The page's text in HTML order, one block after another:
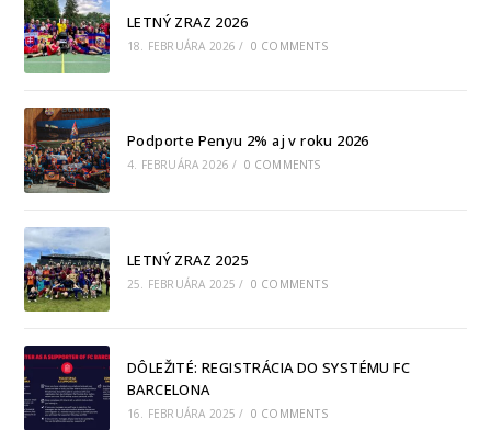
LETNÝ ZRAZ 2026
18. FEBRUÁRA 2026 / 0 COMMENTS
Podporte Penyu 2% aj v roku 2026
4. FEBRUÁRA 2026 / 0 COMMENTS
LETNÝ ZRAZ 2025
25. FEBRUÁRA 2025 / 0 COMMENTS
DÔLEŽITÉ: REGISTRÁCIA DO SYSTÉMU FC
BARCELONA
16. FEBRUÁRA 2025 / 0 COMMENTS